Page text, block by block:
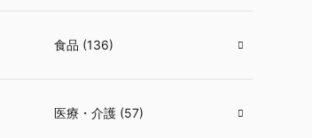
食品 (136)
医療・介護 (57)